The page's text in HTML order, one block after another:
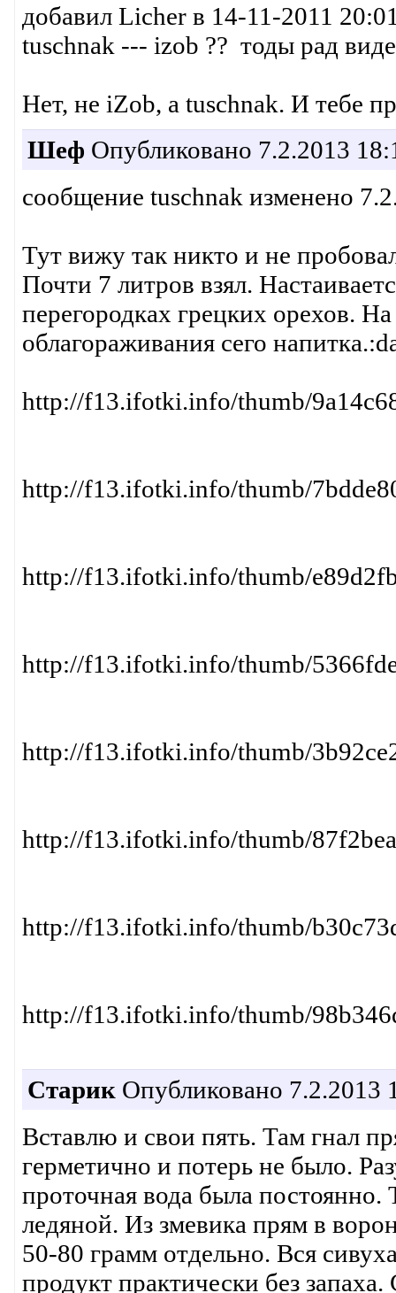
добавил Licher в 14-11-2011
tuschnak --- izob ?? тоды рад
Нет, не iZob, а tuschnak. И тебе
Шеф Опубликовано 7.2.2013
сообщение tuschnak изменено
Тут вижу так никто и не
Почти 7 литров взял.
перегородках грецких орехов.
облагораживания сего
http://f13.ifotki.info/thumb/
http://f13.ifotki.info/thumb/
http://f13.ifotki.info/thumb/
http://f13.ifotki.info/thumb/
http://f13.ifotki.info/thumb/
http://f13.ifotki.info/thumb/
http://f13.ifotki.info/thumb/
http://f13.ifotki.info/thumb/
Старик Опубликовано 7.2.2013
Вставлю и свои пять. Там гнал
герметично и потерь не было.
проточная вода была постоянно.
ледяной. Из змевика прям в
50-80 грамм отдельно. Вся
продукт практически без